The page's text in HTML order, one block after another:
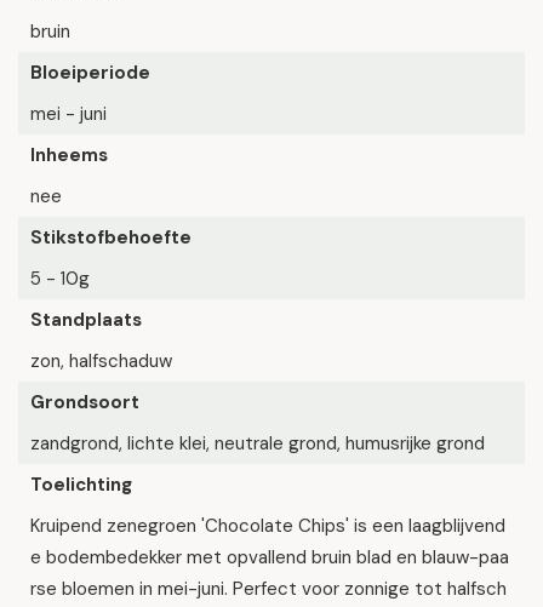
bruin
Bloeiperiode
mei - juni
Inheems
nee
Stikstofbehoefte
5 - 10g
Standplaats
zon, halfschaduw
Grondsoort
zandgrond, lichte klei, neutrale grond, humusrijke grond
Toelichting
Kruipend zenegroen 'Chocolate Chips' is een laagblijvend
e bodembedekker met opvallend bruin blad en blauw-paa
rse bloemen in mei-juni. Perfect voor zonnige tot halfsch